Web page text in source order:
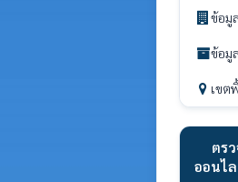
ข้อมู
ข้อมู
เขต
ตร
ออนไ